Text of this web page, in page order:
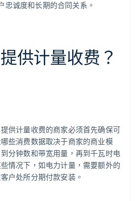
忠诚度和长期的合同关系。
供计量收费？
供计量收费的商家必须首先确保可
些消费数据取决于商家的商业模
分钟数和带宽用量，再到千瓦时电
情况下，如电力计量，需要额外的
户处所分期付款安装。